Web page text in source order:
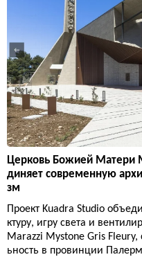
Церковь Божией Матери
диняет современную
зм
Проект Kuadra Studio
ктуру, игру света и
Marazzi Mystone Gris
ьность в провинции